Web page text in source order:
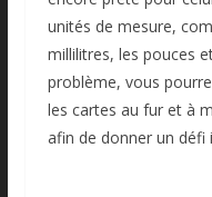
unités de mesure,
millilitres, les pouces
problème, vous
les cartes au fur et à
afin de donner un